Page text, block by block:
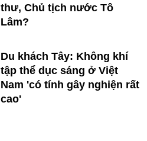
thư, Chủ tịch nước Tô
Lâm?
Du khách Tây: Không khí
tập thể dục sáng ở Việt
Nam 'có tính gây nghiện rất
cao'